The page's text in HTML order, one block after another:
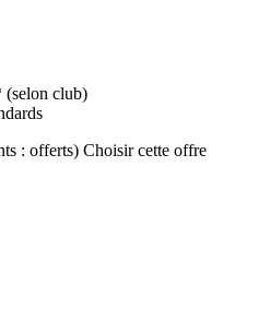
(selon club)
: offerts) Choisir cette offre